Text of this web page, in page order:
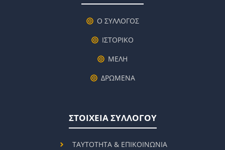
Ο ΣΥΛΛΟΓΟΣ
ΙΣΤΟΡΙΚΟ
ΜΕΛΗ
ΔΡΩΜΕΝΑ
ΣΤΟΙΧΕΙΑ ΣΥΛΛΟΓΟΥ
ΤΑΥΤΟΤΗΤΑ & ΕΠΙΚΟΙΝΩΝΙΑ